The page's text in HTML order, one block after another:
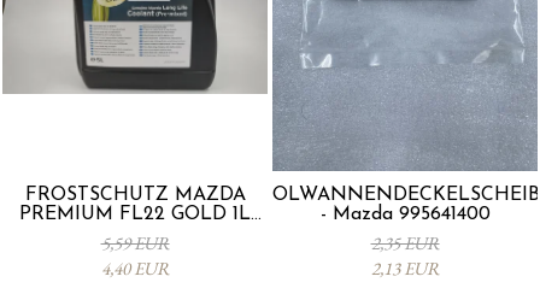
FROSTSCHUTZ MAZDA
PREMIUM FL22 GOLD 1L
L247CL005 4X
5,59 EUR
4,40 EUR
- Mazda 995641400
2,35 EUR
2,13 EUR